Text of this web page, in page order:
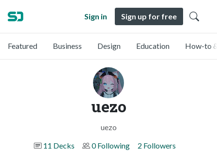
Sign in Sign up for free
Featured Business Design Education How-to
uezo
uezo
11 Decks
0 Following 2 Followers